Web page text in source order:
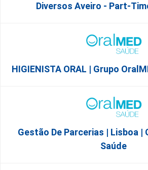
Diversos Aveiro - Part-
HIGIENISTA ORAL | Grupo
Gestão De Parcerias | Lisboa |
Saúde